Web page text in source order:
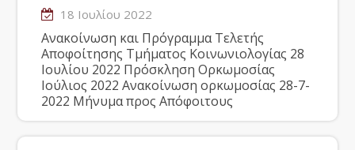
18 Ιουλίου 2022
Ανακοίνωση και Πρόγραμμα Τελετής
Αποφοίτησης Τμήματος Κοινωνιολογίας 28
Ιουλίου 2022 Πρόσκληση Ορκωμοσίας
Ιούλιος 2022 Ανακοίνωση ορκωμοσίας 28-7-
2022 Μήνυμα προς Απόφοιτους